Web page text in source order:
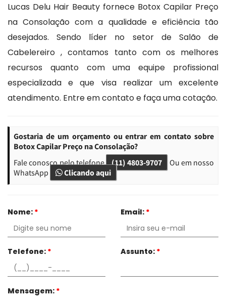
Lucas Delu Hair Beauty fornece Botox Capilar Preço
na Consolação com a qualidade e eficiência tão
desejados. Sendo líder no setor de Salão de
Cabelereiro , contamos tanto com os melhores
recursos quanto com uma equipe profissional
especializada e que visa realizar um excelente
atendimento. Entre em contato e faça uma cotação.
Gostaria de um orçamento ou entrar em contato sobre
Botox Capilar Preço na Consolação?
Fale conosco pelo telefone (11) 4803-9707
Ou em nosso
WhatsApp
Clicando aqui
Nome: * Email: *
Telefone: * Assunto: *
Mensagem: *